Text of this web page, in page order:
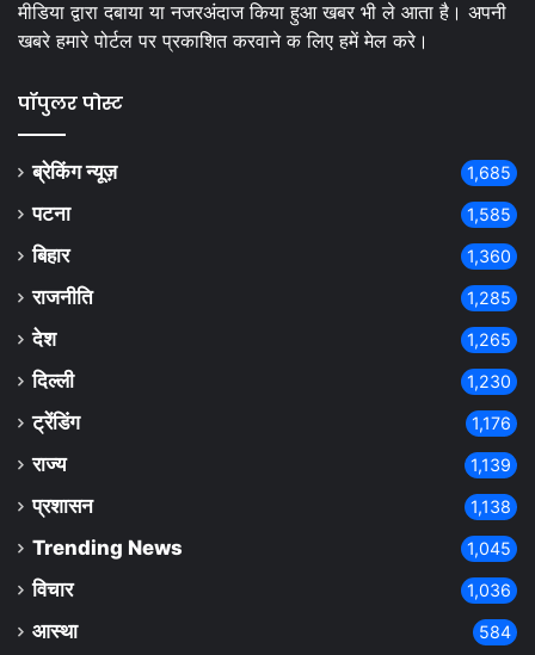
मीडिया द्वारा दबाया या नजरअंदाज किया हुआ खबर भी ले आता है। अपनी
खबरे हमारे पोर्टल पर प्रकाशित करवाने क लिए हमें मेल करे।
पॉपुलर पोस्ट
ब्रेकिंग न्यूज़ 1,685
पटना 1,585
बिहार 1,360
राजनीति 1,285
देश 1,265
दिल्ली 1,230
ट्रेंडिंग 1,176
राज्य 1,139
प्रशासन 1,138
Trending News 1,045
विचार 1,036
आस्था 584